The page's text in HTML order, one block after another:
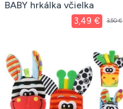
BABY hrkálka včielka
3,49 € 3,50 €